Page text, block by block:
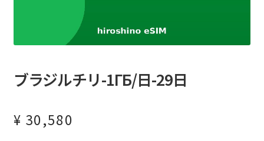
ブラジルチリ-1ГБ/日-29日
¥ 30,580